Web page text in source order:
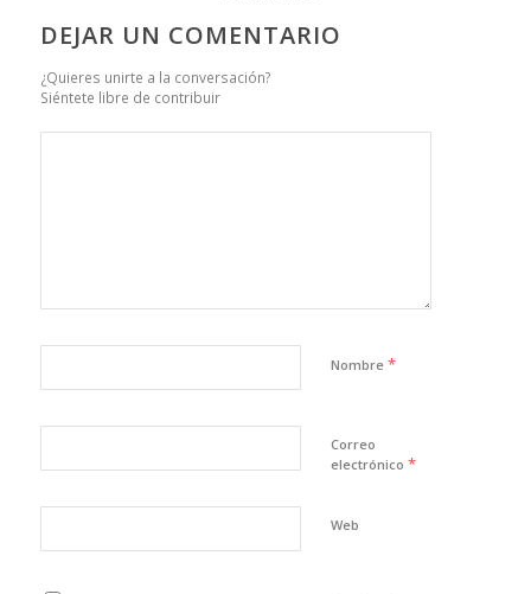
DEJAR UN COMENTARIO
¿Quieres unirte a la conversación?
Siéntete libre de contribuir
Nombre *
Correo
electrónico *
Web